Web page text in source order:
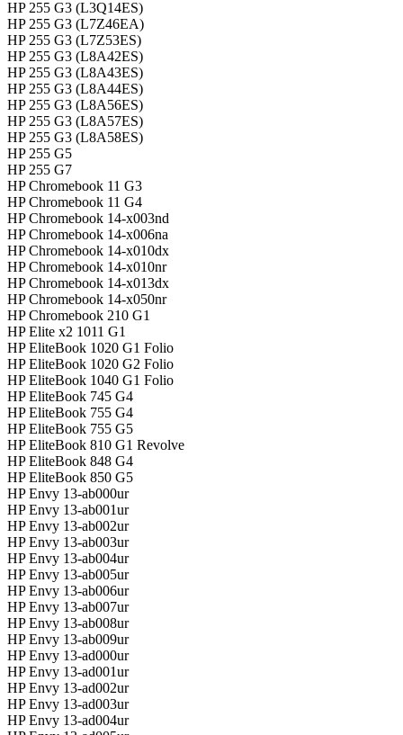
HP 255 G3 (L3Q14ES)
HP 255 G3 (L7Z46EA)
HP 255 G3 (L7Z53ES)
HP 255 G3 (L8A42ES)
HP 255 G3 (L8A43ES)
HP 255 G3 (L8A44ES)
HP 255 G3 (L8A56ES)
HP 255 G3 (L8A57ES)
HP 255 G3 (L8A58ES)
HP 255 G5
HP 255 G7
HP Chromebook 11 G3
HP Chromebook 11 G4
HP Chromebook 14-x003nd
HP Chromebook 14-x006na
HP Chromebook 14-x010dx
HP Chromebook 14-x010nr
HP Chromebook 14-x013dx
HP Chromebook 14-x050nr
HP Chromebook 210 G1
HP Elite x2 1011 G1
HP EliteBook 1020 G1 Folio
HP EliteBook 1020 G2 Folio
HP EliteBook 1040 G1 Folio
HP EliteBook 745 G4
HP EliteBook 755 G4
HP EliteBook 755 G5
HP EliteBook 810 G1 Revolve
HP EliteBook 848 G4
HP EliteBook 850 G5
HP Envy 13-ab000ur
HP Envy 13-ab001ur
HP Envy 13-ab002ur
HP Envy 13-ab003ur
HP Envy 13-ab004ur
HP Envy 13-ab005ur
HP Envy 13-ab006ur
HP Envy 13-ab007ur
HP Envy 13-ab008ur
HP Envy 13-ab009ur
HP Envy 13-ad000ur
HP Envy 13-ad001ur
HP Envy 13-ad002ur
HP Envy 13-ad003ur
HP Envy 13-ad004ur